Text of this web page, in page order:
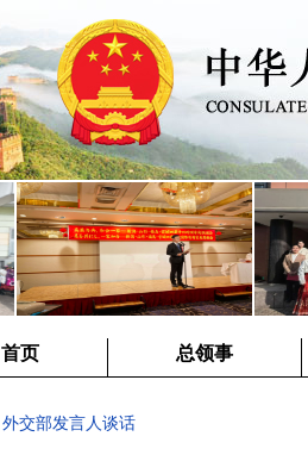
首页 总领事
外交部发言人谈话